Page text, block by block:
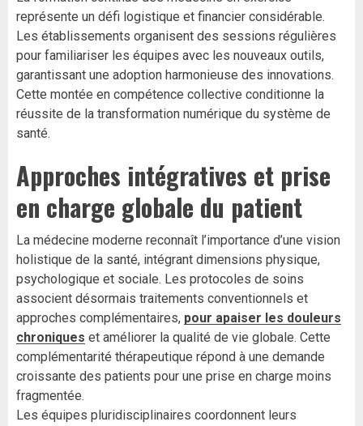
représente un défi logistique et financier considérable.
Les établissements organisent des sessions régulières
pour familiariser les équipes avec les nouveaux outils,
garantissant une adoption harmonieuse des innovations.
Cette montée en compétence collective conditionne la
réussite de la transformation numérique du système de
santé.
Approches intégratives et prise
en charge globale du patient
La médecine moderne reconnaît l’importance d’une vision
holistique de la santé, intégrant dimensions physique,
psychologique et sociale. Les protocoles de soins
associent désormais traitements conventionnels et
approches complémentaires, pour apaiser les douleurs
chroniques et améliorer la qualité de vie globale. Cette
complémentarité thérapeutique répond à une demande
croissante des patients pour une prise en charge moins
fragmentée.
Les équipes pluridisciplinaires coordonnent leurs